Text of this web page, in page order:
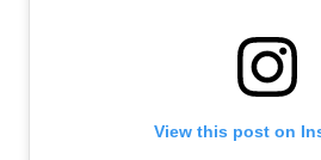
View this post on